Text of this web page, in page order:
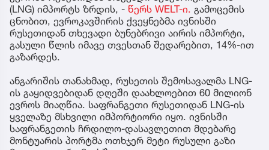
(LNG) იმპორტს ზრდის, - წერს WELT-ი. გამოცემის
ცნობით, ევროკავშირის ქვეყნებმა ივნისში
რუსეთიდან თხევადი ბუნებრივი აირის იმპორტი,
გასული წლის იმავე თვესთან შედარებით, 14%-ით
გაზარდეს.
ანგარიშის თანახმად, რუსეთის შემოსავალმა LNG-
ის გაყიდვებიდან დღეში დაახლოებით 60 მილიონ
ევროს მიაღწია. საფრანგეთი რუსეთიდან LNG-ის
ყველაზე მსხვილი იმპორტიორი იყო. ივნისში
საფრანგეთის ჩრდილო-დასავლეთით მდებარე
მონტუარის პორტმა ოთხჯერ მეტი რუსული გაზი